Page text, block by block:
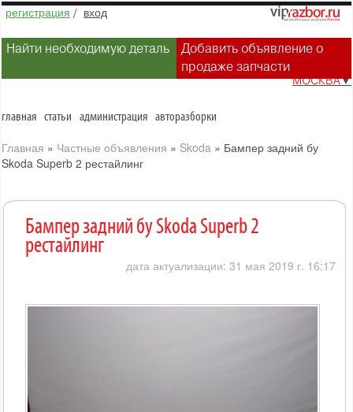
регистрация / вход
Найти необходимую деталь
Добавить объявление о
продаже запчасти
МОСКВА▼
главная статьи администрация авторазборки
Главная » Частные объявления » Skoda » Бампер задний бу
Skoda Superb 2 рестайлинг
Бампер задний бу Skoda Superb 2
рестайлинг
дата актуализации: 31 мая 2019 г. 16:17